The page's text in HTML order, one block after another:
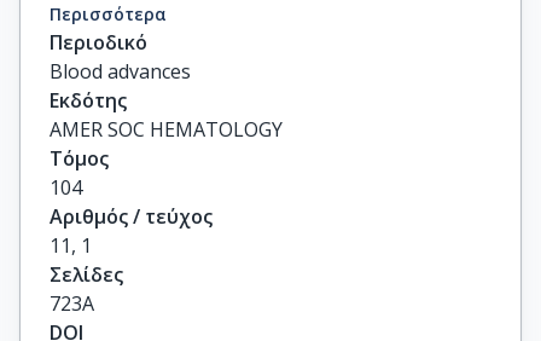
Korkolopoulou, P
Giannakakis, A
Plata, E
Patsouris, E
and Katsambas, A
Pangalis, GA
Περισσότερα
Περιοδικό
Blood advances
Εκδότης
AMER SOC HEMATOLOGY
Τόμος
104
Αριθμός / τεύχος
11, 1
Σελίδες
723A
DOI